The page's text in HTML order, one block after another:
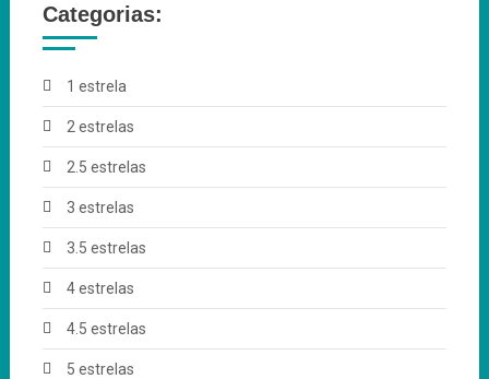
Categorias:
1 estrela
2 estrelas
2.5 estrelas
3 estrelas
3.5 estrelas
4 estrelas
4.5 estrelas
5 estrelas